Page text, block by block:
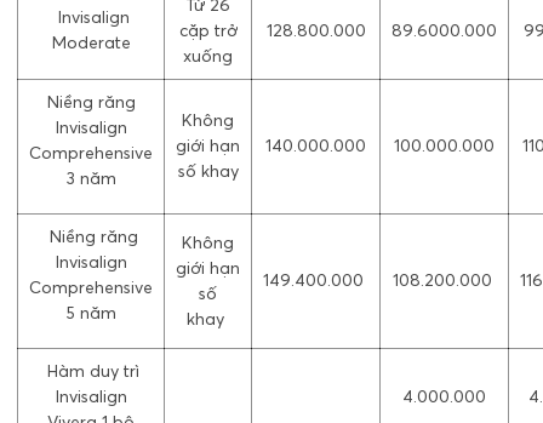
Invisalign
Moderate
Từ 26
cặp trở
xuống
128.800.000 89.6000.000
Niềng răng
Invisalign
Comprehensive
3 năm
Không
giới hạn
số khay
140.000.000 100.000.000
Niềng răng
Invisalign
Comprehensive
5 năm
Không
giới hạn
số
khay
149.400.000 108.200.000
Hàm duy trì
Invisalign
4.000.000